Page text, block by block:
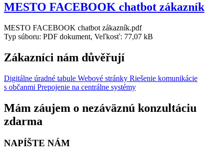
MESTO FACEBOOK chatbot zákazník
MESTO FACEBOOK chatbot zákazník.pdf
Typ súboru: PDF dokument, Veľkosť: 77,07 kB
Zákazníci nám důvěřují
Digitálne úradné tabule Webové stránky Riešenie komunikácie
s občanmi Prepojenie na centrálne systémy
Mám záujem o nezáväznú konzultáciu
zdarma
NAPÍŠTE NÁM